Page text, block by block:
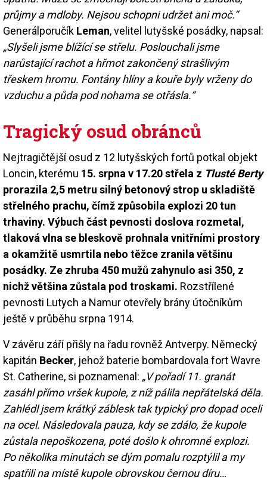
průjmy a mdloby. Nejsou schopni udržet ani moč.“
Generálporučík Leman, velitel lutyšské posádky, napsal:
„Slyšeli jsme blížící se střelu. Poslouchali jsme
narůstající rachot a hřmot zakončený strašlivým
třeskem hromu. Fontány hlíny a kouře byly vrženy do
vzduchu a půda pod nohama se otřásla.“
Tragický osud obránců
Nejtragičtější osud z 12 lutyšských fortů potkal objekt
Loncin, kterému 15. srpna v 17.20 střela z Tlusté Berty
prorazila 2,5 metru silný betonový strop u skladiště
střelného prachu, čímž způsobila explozi 20 tun
trhaviny. Výbuch část pevnosti doslova rozmetal,
tlaková vlna se bleskově prohnala vnitřními prostory
a okamžitě usmrtila nebo těžce zranila většinu
posádky. Ze zhruba 450 mužů zahynulo asi 350, z
nichž většina zůstala pod troskami. Rozstřílené
pevnosti Lutych a Namur otevřely brány útočníkům
ještě v průběhu srpna 1914.
V závěru září přišly na řadu rovněž Antverpy. Německý
kapitán Becker, jehož baterie bombardovala fort Wavre
St. Catherine, si poznamenal: „V pořadí 11. granát
zasáhl přímo vršek kupole, z níž pálila nepřátelská děla.
Zahlédl jsem krátký záblesk tak typický pro dopad oceli
na ocel. Následovala pauza, kdy se zdálo, že kupole
zůstala nepoškozena, poté došlo k ohromné explozi.
Po několika minutách se dým pomalu rozptýlil a my
spatřili na místě kupole obrovskou černou díru…